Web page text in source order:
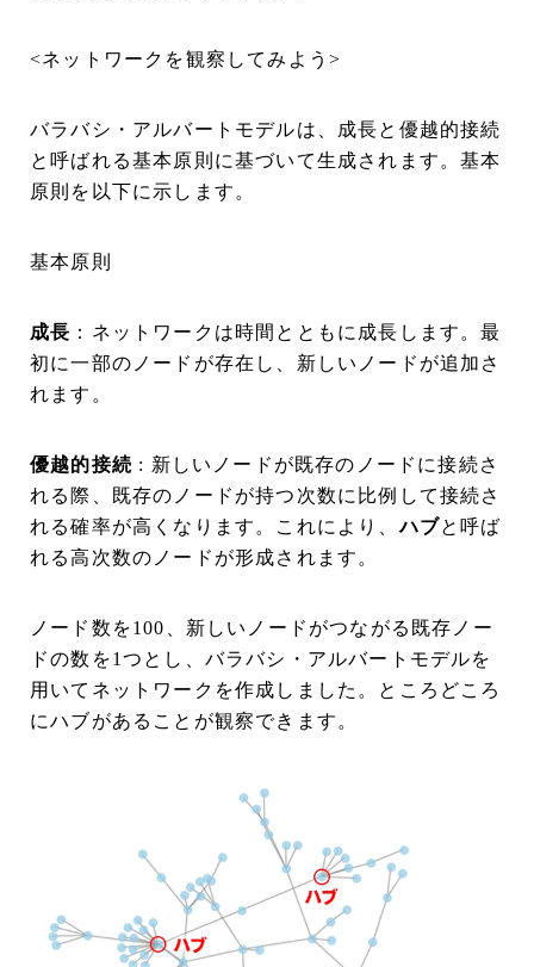
<ネットワークを観察してみよう>
バラバシ・アルバートモデルは、成長と優越的接続
と呼ばれる基本原則に基づいて生成されます。基本
原則を以下に示します。
基本原則
成長 ：ネットワークは時間とともに成長します。最
初に一部のノードが存在し、新しいノードが追加さ
れます。
優越的接続 : 新しいノードが既存のノードに接続さ
れる際、既存のノードが持つ次数に比例して接続さ
れる確率が高くなります。これにより、ハブと呼ば
れる高次数のノードが形成されます。
ノード数を100、新しいノードがつながる既存ノー
ドの数を1つとし、バラバシ・アルバートモデルを
用いてネットワークを作成しました。ところどころ
にハブがあることが観察できます。